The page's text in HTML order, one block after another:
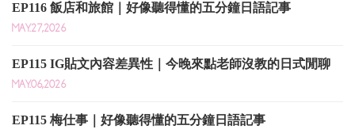
EP116 飯店和旅館｜好像聽得懂的五分鐘日語記事
MAY.27,2026
EP115 IG貼文內容差異性｜今晚來點老師沒教的日式閒聊
MAY.06,2026
EP115 梅仕事｜好像聽得懂的五分鐘日語記事